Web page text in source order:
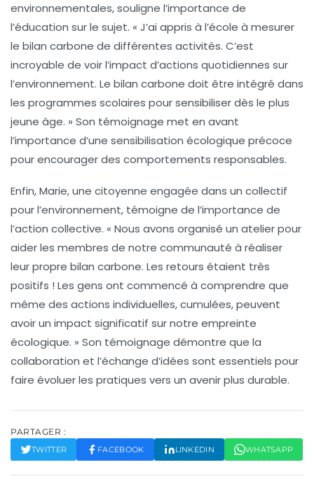
environnementales, souligne l’importance de
l’éducation sur le sujet. « J’ai appris à l’école à mesurer
le bilan carbone de différentes activités. C’est
incroyable de voir l’impact d’actions quotidiennes sur
l’environnement. Le bilan carbone doit être intégré dans
les programmes scolaires pour sensibiliser dès le plus
jeune âge. » Son témoignage met en avant
l’importance d’une sensibilisation écologique précoce
pour encourager des comportements responsables.
Enfin,Marie, une citoyenne engagée dans un collectif
pour l’environnement, témoigne de l’importance de
l’action collective. « Nous avons organisé un atelier pour
aider les membres de notre communauté à réaliser
leur propre bilan carbone. Les retours étaient très
positifs ! Les gens ont commencé à comprendre que
même des actions individuelles, cumulées, peuvent
avoir un impact significatif sur notre empreinte
écologique. » Son témoignage démontre que la
collaboration et l’échange d’idées sont essentiels pour
faire évoluer les pratiques vers un avenir plus durable.
PARTAGER :
TWITTER FACEBOOK LINKEDIN WHATSAPP